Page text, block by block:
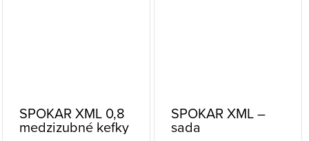
SPOKAR XML 0,8
medzizubné kefky
SPOKAR XML –
sada